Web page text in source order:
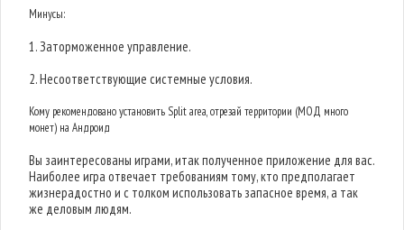
Минусы:
1. Заторможенное управление.
2. Несоответствующие системные условия.
Кому рекомендовано установить Split area, отрезай территории (МОД много
монет) на Андроид
Вы заинтересованы играми, итак полученное приложение для вас.
Наиболее игра отвечает требованиям тому, кто предполагает
жизнерадостно и с толком использовать запасное время, а так
же деловым людям.